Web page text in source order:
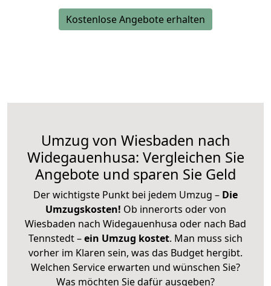
Kostenlose Angebote erhalten
Umzug von Wiesbaden nach
Widegauenhusa: Vergleichen Sie
Angebote und sparen Sie Geld
Der wichtigste Punkt bei jedem Umzug – Die
Umzugskosten! Ob innerorts oder von
Wiesbaden nach Widegauenhusa oder nach Bad
Tennstedt –ein Umzug kostet. Man muss sich
vorher im Klaren sein, was das Budget hergibt.
Welchen Service erwarten und wünschen Sie?
Was möchten Sie dafür ausgeben?